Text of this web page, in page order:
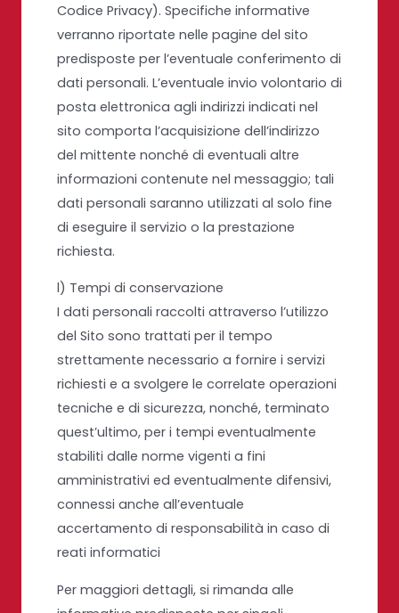
Codice Privacy). Specifiche informative
verranno riportate nelle pagine del sito
predisposte per l’eventuale conferimento di
dati personali. L’eventuale invio volontario di
posta elettronica agli indirizzi indicati nel
sito comporta l’acquisizione dell’indirizzo
del mittente nonché di eventuali altre
informazioni contenute nel messaggio; tali
dati personali saranno utilizzati al solo fine
di eseguire il servizio o la prestazione
richiesta.
l) Tempi di conservazione
I dati personali raccolti attraverso l’utilizzo
del Sito sono trattati per il tempo
strettamente necessario a fornire i servizi
richiesti e a svolgere le correlate operazioni
tecniche e di sicurezza, nonché, terminato
quest’ultimo, per i tempi eventualmente
stabiliti dalle norme vigenti a fini
amministrativi ed eventualmente difensivi,
connessi anche all’eventuale
accertamento di responsabilità in caso di
reati informatici
Per maggiori dettagli, si rimanda alle